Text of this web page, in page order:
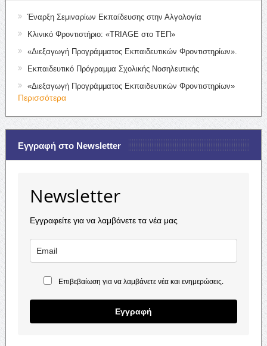
Έναρξη Σεμιναρίων Εκπαίδευσης στην Αλγολογία
Κλινικό Φροντιστήριο: «TRIAGE στο ΤΕΠ»
«Διεξαγωγή Προγράμματος Εκπαιδευτικών Φροντιστηρίων».
Εκπαιδευτικό Πρόγραμμα Σχολικής Νοσηλευτικής
«Διεξαγωγή Προγράμματος Εκπαιδευτικών Φροντιστηρίων»
Περισσότερα
Εγγραφή στο Newsletter
Newsletter
Εγγραφείτε για να λαμβάνετε τα νέα μας
Επιβεβαίωση για να λαμβάνετε νέα και ενημερώσεις.
Εγγραφή